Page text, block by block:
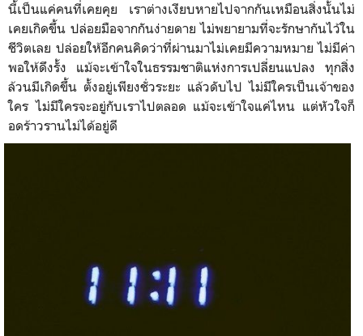
นี้เป็นแค่คนที่เคยคุย เราต่างเงียบหายไปจากกันเหมือนสิ่งนั้นไม่
เคยเกิดขึ้น ปล่อยมือจากกันง่ายดาย ไม่พยายามที่จะรักษากันไว้ใน
ชีวิตเลย ปล่อยให้อีกคนคิดว่าที่ผ่านมาไม่เคยมีความหมาย ไม่มีค่า
พอให้ดึงรั้ง แม้จะเข้าใจในธรรมชาติแห่งการเปลี่ยนแปลง ทุกสิ่ง
ล้วนมีเกิดขึ้น ตั้งอยู่เพียงชั่วระยะ แล้วดับไป ไม่มีใครเป็นเจ้าของ
ใคร ไม่มีใครจะอยู่กับเราไปตลอด แม้จะเข้าใจแค่ไหน แต่หัวใจก็
อดร้าวรานไม่ได้อยู่ดี